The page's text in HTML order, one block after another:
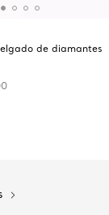
de diamantes